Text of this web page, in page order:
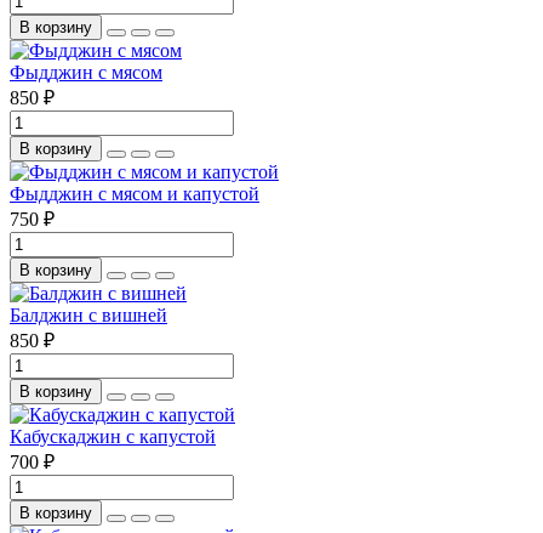
В корзину
Фыдджин с мясом
850 ₽
В корзину
Фыдджин с мясом и капустой
750 ₽
В корзину
Балджин с вишней
850 ₽
В корзину
Кабускаджин с капустой
700 ₽
В корзину